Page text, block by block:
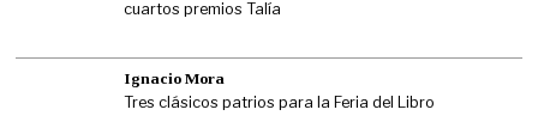
cuartos premios Talía
Ignacio Mora
Tres clásicos patrios para la Feria del Libro